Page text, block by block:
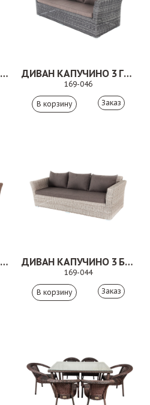
КРЕСЛО СИЦИЛИЯ СОЛОМЕННЫЙ ДИВАН КАПУЧИНО 3 ГРАФИТ
169-046
Заказ
ДИВАН КАПУЧИНО 3 КОРИЧНЕВЫЙ ДИВАН КАПУЧИНО 3 БЕЖЕВЫЙ
169-044
Заказ